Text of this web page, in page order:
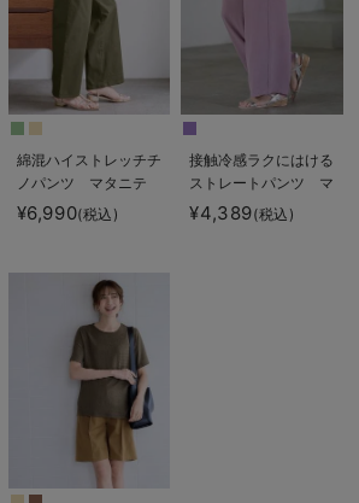
綿混ハイストレッチチ
ノパンツ マタニテ
ィ・産後【出産後も長
く着られる】
¥6,990(税込)
接触冷感ラクにはける
ストレートパンツ マ
タニティ・産後
Rosemadame（ロー
¥4,389(税込)